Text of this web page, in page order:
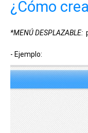
¿Cómo
*MENÚ DESPLAZABLE:
- Ejemplo: